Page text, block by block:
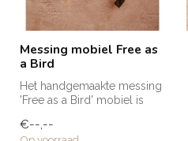
Messing mobiel Free as
a Bird
Het handgemaakte messing
'Free as a Bird' mobiel is
gemaa...
€--,--